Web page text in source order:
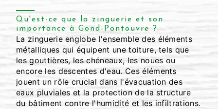
Qu'est-ce que la zinguerie et son
importance à Gond-Pontouvre ?
La zinguerie englobe l'ensemble des éléments
métalliques qui équipent une toiture, tels que
les gouttières, les chéneaux, les noues ou
encore les descentes d'eau. Ces éléments
jouent un rôle crucial dans l'évacuation des
eaux pluviales et la protection de la structure
du bâtiment contre l'humidité et les infiltrations.